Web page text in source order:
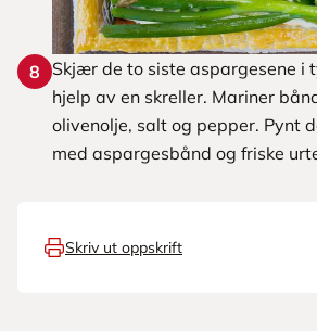
8
Skjær de to siste aspargesene i
hjelp av en skreller. Mariner
olivenolje, salt og pepper. Pynt
med aspargesbånd og friske
Skriv ut oppskrift